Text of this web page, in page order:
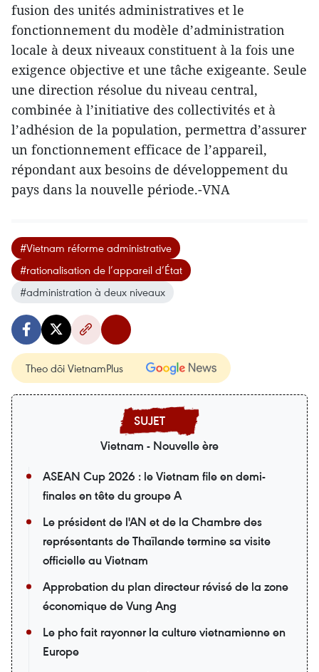
fusion des unités administratives et le
fonctionnement du modèle d’administration
locale à deux niveaux constituent à la fois une
exigence objective et une tâche exigeante. Seule
une direction résolue du niveau central,
combinée à l’initiative des collectivités et à
l’adhésion de la population, permettra d’assurer
un fonctionnement efficace de l’appareil,
répondant aux besoins de développement du
pays dans la nouvelle période.-VNA
#Vietnam réforme administrative
#rationalisation de l’appareil d’État
#administration à deux niveaux
Theo dõi VietnamPlus
Vietnam - Nouvelle ère
ASEAN Cup 2026 : le Vietnam file en demi-
finales en tête du groupe A
Le président de l'AN et de la Chambre des
représentants de Thaïlande termine sa visite
officielle au Vietnam
Approbation du plan directeur révisé de la zone
économique de Vung Ang
Le pho fait rayonner la culture vietnamienne en
Europe